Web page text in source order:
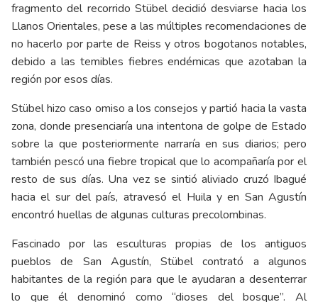
fragmento del recorrido Stübel decidió desviarse hacia los
Llanos Orientales, pese a las múltiples recomendaciones de
no hacerlo por parte de Reiss y otros bogotanos notables,
debido a las temibles fiebres endémicas que azotaban la
región por esos días.
Stübel hizo caso omiso a los consejos y partió hacia la vasta
zona, donde presenciaría una intentona de golpe de Estado
sobre la que posteriormente narraría en sus diarios; pero
también pescó una fiebre tropical que lo acompañaría por el
resto de sus días. Una vez se sintió aliviado cruzó Ibagué
hacia el sur del país, atravesó el Huila y en San Agustín
encontró huellas de algunas culturas precolombinas.
Fascinado por las esculturas propias de los antiguos
pueblos de San Agustín, Stübel contrató a algunos
habitantes de la región para que le ayudaran a desenterrar
lo que él denominó como “dioses del bosque”. Al